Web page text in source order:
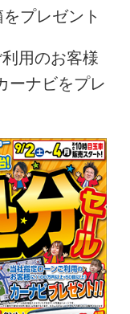
プレゼント
用のお客様
ーナビをプレ